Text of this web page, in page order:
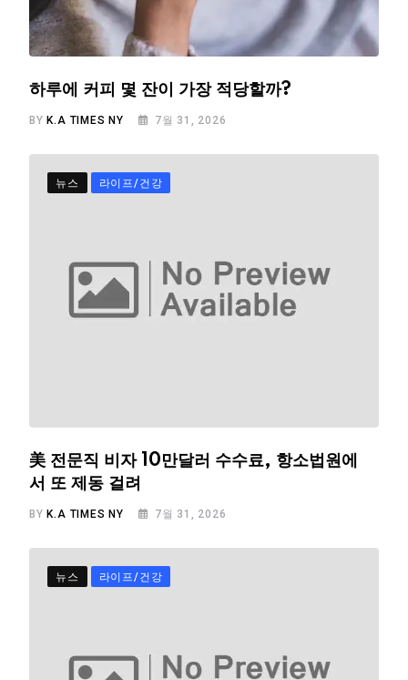
하루에 커피 몇 잔이 가장 적당할까?
BYK.A TIMES NY 7월 31, 2026
뉴스 라이프/건강
美 전문직 비자 10만달러 수수료, 항소법원에
서 또 제동 걸려
BY K.A TIMES NY 7월 31, 2026
뉴스 라이프/건강